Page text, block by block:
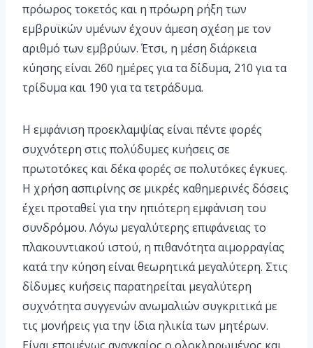
πρόωρος τοκετός και η πρόωρη ρήξη των
εμβρυϊκών υμένων έχουν άμεση σχέση με τον
αριθμό των εμβρύων. Έτσι, η μέση διάρκεια
κύησης είναι 260 ημέρες για τα δίδυμα, 210 για τα
τρίδυμα και 190 για τα τετράδυμα.
Η εμφάνιση προεκλαμψίας είναι πέντε φορές
συχνότερη στις πολύδυμες κυήσεις σε
πρωτοτόκες και δέκα φορές σε πολυτόκες έγκυες.
Η χρήση ασπιρίνης σε μικρές καθημερινές δόσεις
έχει προταθεί για την ηπιότερη εμφάνιση του
συνδρόμου. Λόγω μεγαλύτερης επιφάνειας το
πλακουντιακού ιστού, η πιθανότητα αιμορραγίας
κατά την κύηση είναι θεωρητικά μεγαλύτερη. Στις
δίδυμες κυήσεις παρατηρείται μεγαλύτερη
συχνότητα συγγενών ανωμαλιών συγκριτικά με
τις μονήρεις για την ίδια ηλικία των μητέρων.